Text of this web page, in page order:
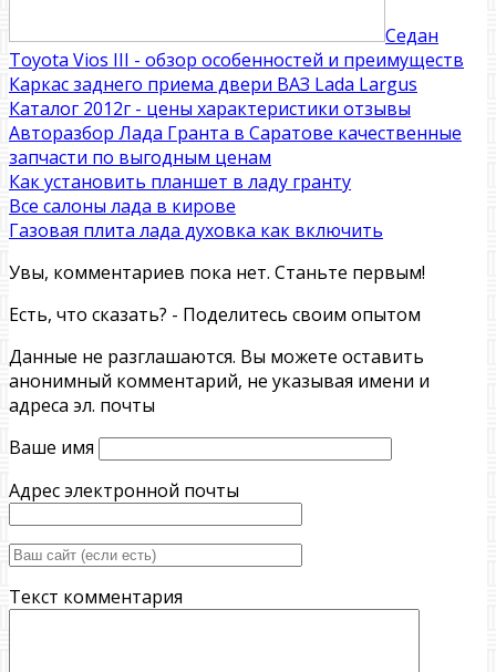
Седан
Toyota Vios III - обзор особенностей и преимуществ
Каркас заднего приема двери ВАЗ Lada Largus
Каталог 2012г - цены характеристики отзывы
Авторазбор Лада Гранта в Саратове качественные
запчасти по выгодным ценам
Как установить планшет в ладу гранту
Все салоны лада в кирове
Газовая плита лада духовка как включить
Увы, комментариев пока нет. Станьте первым!
Есть, что сказать? - Поделитесь своим опытом
Данные не разглашаются. Вы можете оставить
анонимный комментарий, не указывая имени и
адреса эл. почты
Ваше имя
Адрес электронной почты
Текст комментария